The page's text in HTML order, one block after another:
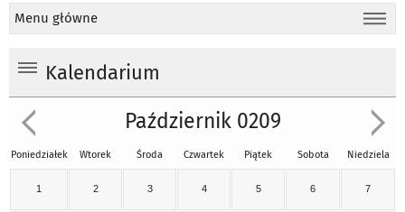
Menu główne
Kalendarium
Październik 0209
Poniedziałek Wtorek Środa Czwartek Piątek Sobota Niedziela
1 2 3 4 5 6 7